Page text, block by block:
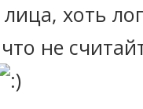
лица, хоть
не